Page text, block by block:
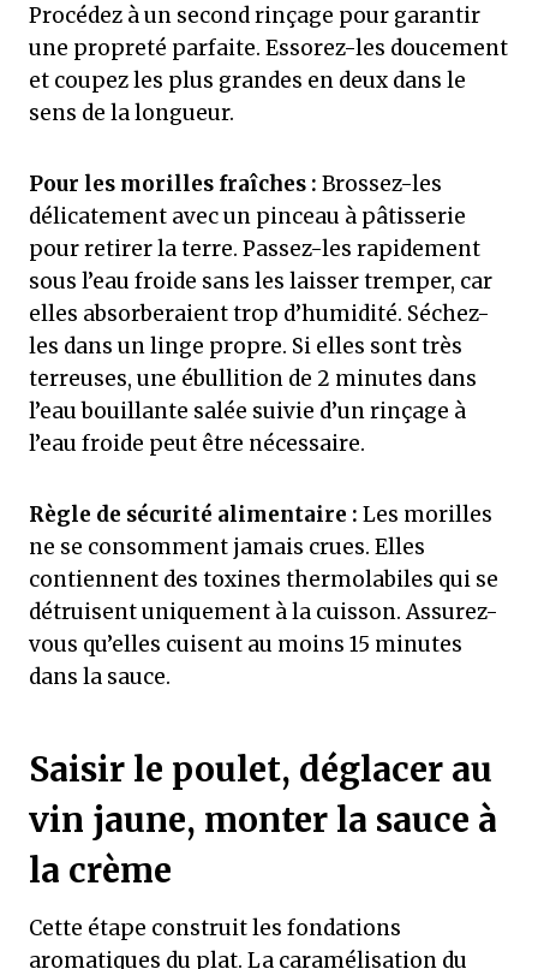
Procédez à un second rinçage pour garantir
une propreté parfaite. Essorez-les doucement
et coupez les plus grandes en deux dans le
sens de la longueur.
Pour les morilles fraîches : Brossez-les
délicatement avec un pinceau à pâtisserie
pour retirer la terre. Passez-les rapidement
sous l’eau froide sans les laisser tremper, car
elles absorberaient trop d’humidité. Séchez-
les dans un linge propre. Si elles sont très
terreuses, une ébullition de 2 minutes dans
l’eau bouillante salée suivie d’un rinçage à
l’eau froide peut être nécessaire.
Règle de sécurité alimentaire : Les morilles
ne se consomment jamais crues. Elles
contiennent des toxines thermolabiles qui se
détruisent uniquement à la cuisson. Assurez-
vous qu’elles cuisent au moins 15 minutes
dans la sauce.
Saisir le poulet, déglacer au
vin jaune, monter la sauce à
la crème
Cette étape construit les fondations
aromatiques du plat. La caramélisation du